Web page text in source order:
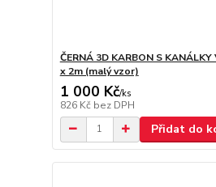
ČERNÁ 3D KARBON S KANÁLKY
x 2m (malý vzor)
1 000 Kč/ks
826 Kč bez DPH
Přidat do